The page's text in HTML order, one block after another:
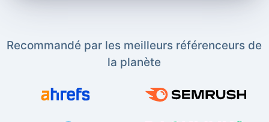
Recommandé par les meilleurs référenceurs de
la planète